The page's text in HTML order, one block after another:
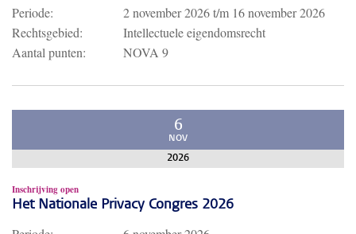
Periode: 2 november 2026t/m 16 november 2026
Rechtsgebied:
Intellectuele eigendomsrecht
Aantal punten:
NOVA 9
6
NOV
2026
Inschrijving open
Het Nationale Privacy Congres 2026